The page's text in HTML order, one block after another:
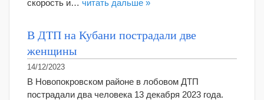
скорость и… читать дальше »
В ДТП на Кубани пострадали две
женщины
14/12/2023
В Новопокровском районе в лобовом ДТП
пострадали два человека 13 декабря 2023 года.